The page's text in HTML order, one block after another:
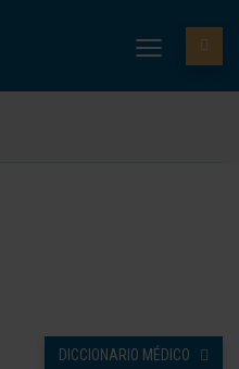
DICCIONARIO MÉDICO